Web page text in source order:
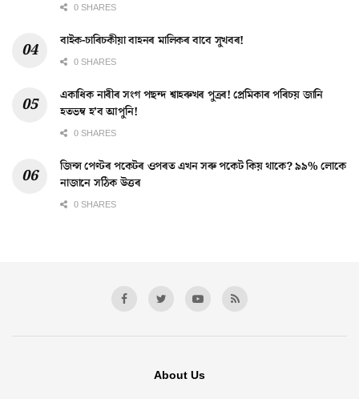
0 SHARES
বাইক-চাৰিচকীয়া বাহনৰ মালিকৰ বাবে সুখবৰ!
0 SHARES
একাধিক নাৰীৰ সংগ পছন্দ শ্বাহৰুখৰ পুত্ৰৰ! প্ৰেমিকাৰ পৰিচয় জানি
হতভম্ব হ’ব আপুনি!
0 SHARES
জিন্স পেণ্টৰ পকেটৰ ওপৰত এখন সৰু পকেট কিয় থাকে? ৯৯% লোকে
নাজানে সঠিক উত্তৰ
0 SHARES
About Us